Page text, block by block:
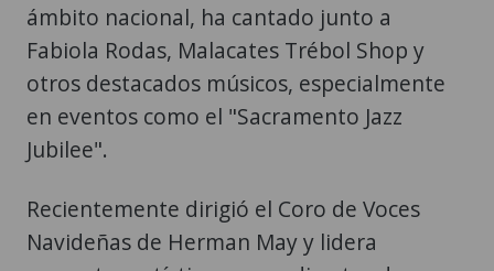
ámbito nacional, ha cantado junto a
Fabiola Rodas, Malacates Trébol Shop y
otros destacados músicos, especialmente
en eventos como el "Sacramento Jazz
Jubilee".
Recientemente dirigió el Coro de Voces
Navideñas de Herman May y lidera